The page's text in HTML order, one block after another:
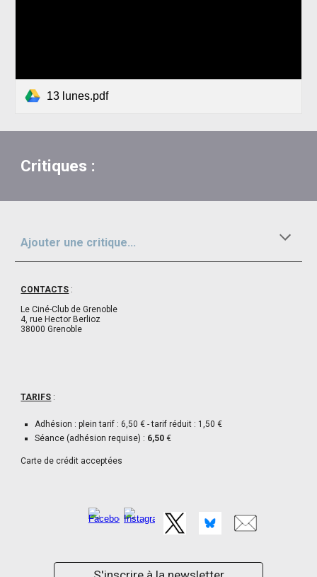
13 lunes.pdf
Critiques :
Ajouter une critique...
CONTACTS :
Le Ciné-Club de Grenoble
4, rue Hector Berlioz
38000 Grenoble
TARIFS :
Adhésion : plein tarif : 6,50 € - tarif réduit : 1,50 €
Séance (adhésion requise) : 6,50€
Carte de crédit acceptées